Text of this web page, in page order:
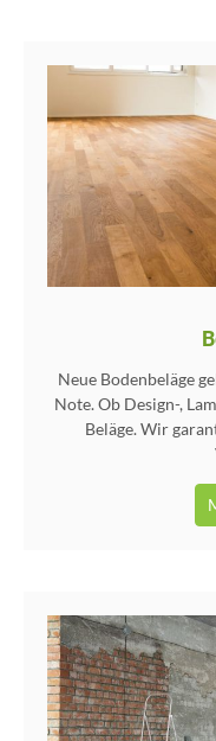
Neue Bodenbeläge
Note. Ob Design-,
Beläge. Wir